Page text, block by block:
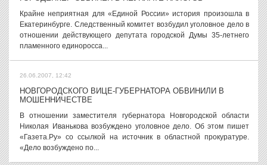
Крайне неприятная для «Единой России» история произошла в
Екатеринбурге. Следственный комитет возбудил уголовное дело в
отношении действующего депутата городской Думы 35-летнего
пламенного единоросса...
26.06.2007, 12:42
НОВГОРОДСКОГО ВИЦЕ-ГУБЕРНАТОРА ОБВИНИЛИ В
МОШЕННИЧЕСТВЕ
В отношении заместителя губернатора Новгородской области
Николая Иванькова возбуждено уголовное дело. Об этом пишет
«Газета.Ру» со ссылкой на источник в областной прокуратуре.
«Дело возбуждено по...